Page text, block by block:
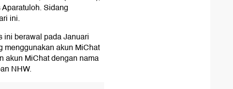
Sidang
ini.
ini berawal pada Januari
menggunakan akun MiChat
akun MiChat dengan nama
NHW.